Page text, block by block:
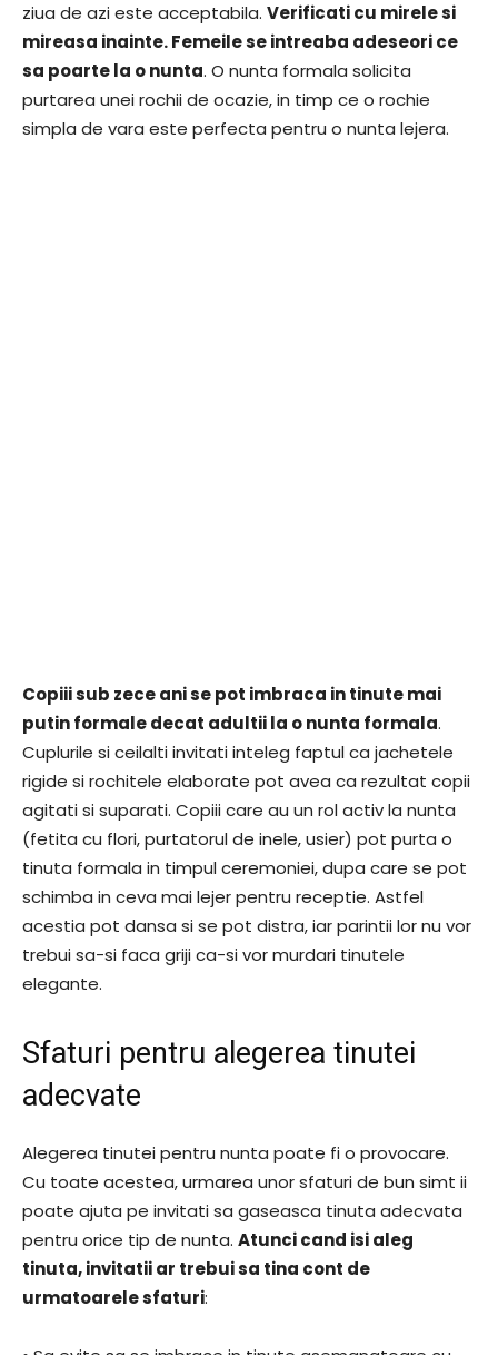
ziua de azi este acceptabila. Verificati cu mirele si
mireasa inainte. Femeile se intreaba adeseori ce
sa poarte la o nunta. O nunta formala solicita
purtarea unei rochii de ocazie, in timp ce o rochie
simpla de vara este perfecta pentru o nunta lejera.
Copiii sub zece ani se pot imbraca in tinute mai
putin formale decat adultii la o nunta formala.
Cuplurile si ceilalti invitati inteleg faptul ca jachetele
rigide si rochitele elaborate pot avea ca rezultat copii
agitati si suparati. Copiii care au un rol activ la nunta
(fetita cu flori, purtatorul de inele, usier) pot purta o
tinuta formala in timpul ceremoniei, dupa care se pot
schimba in ceva mai lejer pentru receptie. Astfel
acestia pot dansa si se pot distra, iar parintii lor nu vor
trebui sa-si faca griji ca-si vor murdari tinutele
elegante.
Sfaturi pentru alegerea tinutei
adecvate
Alegerea tinutei pentru nunta poate fi o provocare.
Cu toate acestea, urmarea unor sfaturi de bun simt ii
poate ajuta pe invitati sa gaseasca tinuta adecvata
pentru orice tip de nunta. Atunci cand isi aleg
tinuta, invitatii ar trebui sa tina cont de
urmatoarele sfaturi: